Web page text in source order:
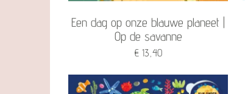
Een dag op onze blauwe planeet |
Op de savanne
€ 13,40